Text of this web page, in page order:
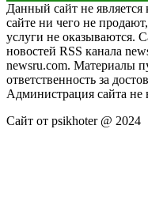
Данный сайт не
сайте ни чего не
услуги не оказываются.
новостей RSS канала
newsru.com. Материалы
ответственность за
Администрация сайта не
Сайт от psikhoter @ 2024